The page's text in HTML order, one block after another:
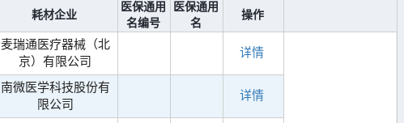
耗材企业
医保通用
名编号
医保通用
名
操作
麦瑞通医疗器械（北
京）有限公司
详情
南微医学科技股份有
限公司
详情